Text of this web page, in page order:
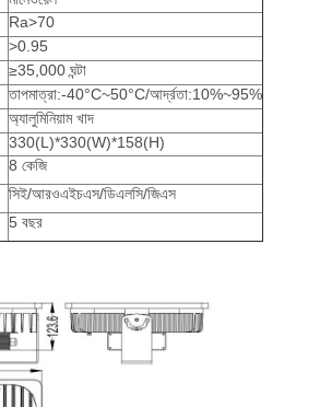
Ra>70
>0.95
≥35,000 ঘন্টা
তাপমাত্রা:-40°C~50°C/আর্দ্রতা:10%~95%
অ্যালুমিনিয়াম খাদ
330(L)*330(W)*158(H)
8 কেজি
সিই/আরওএইচএস/ডিএলসি/জিএস
5 বছর